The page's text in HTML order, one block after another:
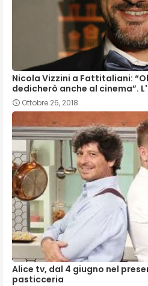
Nicola Vizzini a Fattitaliani:
dedicherò anche al cinema”.
Ottobre 26, 2018
Alice tv, dal 4 giugno nel
pasticceria